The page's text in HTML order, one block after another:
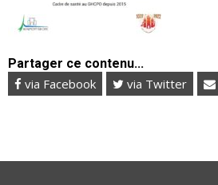
Partager ce contenu...
via Facebook via Twitter